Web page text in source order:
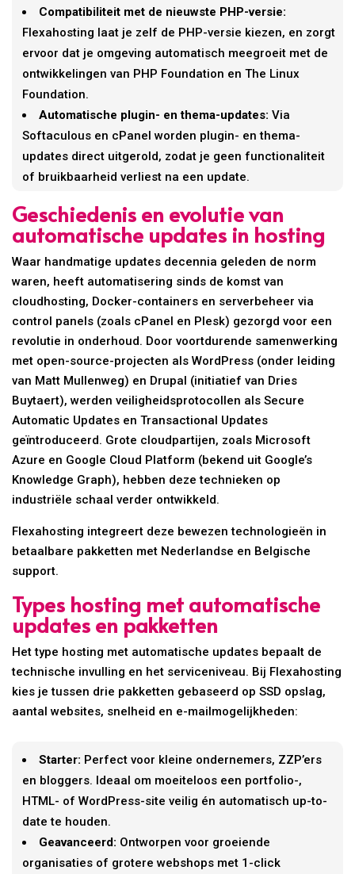
Compatibiliteit met de nieuwste PHP-versie:
Flexahosting laat je zelf de PHP-versie kiezen, en zorgt
ervoor dat je omgeving automatisch meegroeit met de
ontwikkelingen van PHP Foundation en The Linux
Foundation.
Automatische plugin- en thema-updates: Via
Softaculous en cPanel worden plugin- en thema-
updates direct uitgerold, zodat je geen functionaliteit
of bruikbaarheid verliest na een update.
Geschiedenis en evolutie van
automatische updates in hosting
Waar handmatige updates decennia geleden de norm
waren, heeft automatisering sinds de komst van
cloudhosting, Docker-containers en serverbeheer via
control panels (zoals cPanel en Plesk) gezorgd voor een
revolutie in onderhoud. Door voortdurende samenwerking
met open-source-projecten als WordPress (onder leiding
van Matt Mullenweg) en Drupal (initiatief van Dries
Buytaert), werden veiligheidsprotocollen als Secure
Automatic Updates en Transactional Updates
geïntroduceerd. Grote cloudpartijen, zoals Microsoft
Azure en Google Cloud Platform (bekend uit Google’s
Knowledge Graph), hebben deze technieken op
industriële schaal verder ontwikkeld.
Flexahosting integreert deze bewezen technologieën in
betaalbare pakketten met Nederlandse en Belgische
support.
Types hosting met automatische
updates en pakketten
Het type hosting met automatische updates bepaalt de
technische invulling en het serviceniveau. Bij Flexahosting
kies je tussen drie pakketten gebaseerd op SSD opslag,
aantal websites, snelheid en e-mailmogelijkheden:
Starter: Perfect voor kleine ondernemers, ZZP’ers
en bloggers. Ideaal om moeiteloos een portfolio-,
HTML- of WordPress-site veilig én automatisch up-to-
date te houden.
Geavanceerd: Ontworpen voor groeiende
organisaties of grotere webshops met 1-click